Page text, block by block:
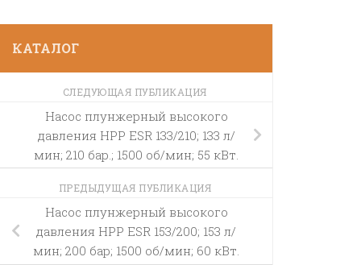
КАТАЛОГ
СЛЕДУЮЩАЯ ПУБЛИКАЦИЯ
Насос плунжерный высокого
давления HPP ESR 133/210; 133 л/
мин; 210 бар.; 1500 об/мин; 55 кВт.
ПРЕДЫДУЩАЯ ПУБЛИКАЦИЯ
Насос плунжерный высокого
давления HPP ESR 153/200; 153 л/
мин; 200 бар; 1500 об/мин; 60 кВт.